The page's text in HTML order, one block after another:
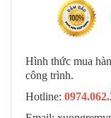
Hình thức mua
công trình.
Hotline: